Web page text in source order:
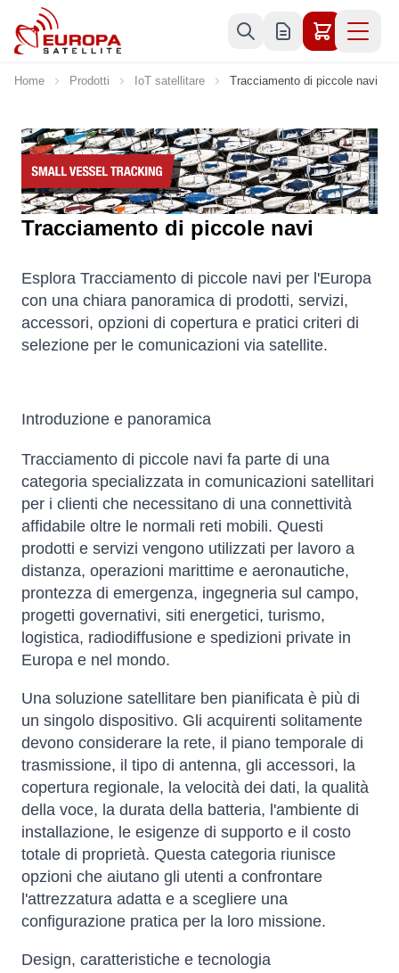
Skip to Content
Home Prodotti IoT satellitare Tracciamento di piccole navi
Tracciamento di piccole navi
Esplora Tracciamento di piccole navi per l'Europa
con una chiara panoramica di prodotti, servizi,
accessori, opzioni di copertura e pratici criteri di
selezione per le comunicazioni via satellite.
Introduzione e panoramica
Tracciamento di piccole navi fa parte di una
categoria specializzata in comunicazioni satellitari
per i clienti che necessitano di una connettività
affidabile oltre le normali reti mobili. Questi
prodotti e servizi vengono utilizzati per lavoro a
distanza, operazioni marittime e aeronautiche,
prontezza di emergenza, ingegneria sul campo,
progetti governativi, siti energetici, turismo,
logistica, radiodiffusione e spedizioni private in
Europa e nel mondo.
Una soluzione satellitare ben pianificata è più di
un singolo dispositivo. Gli acquirenti solitamente
devono considerare la rete, il piano temporale di
trasmissione, il tipo di antenna, gli accessori, la
copertura regionale, la velocità dei dati, la qualità
della voce, la durata della batteria, l'ambiente di
installazione, le esigenze di supporto e il costo
totale di proprietà. Questa categoria riunisce
opzioni che aiutano gli utenti a confrontare
l'attrezzatura adatta e a scegliere una
configurazione pratica per la loro missione.
Design, caratteristiche e tecnologia